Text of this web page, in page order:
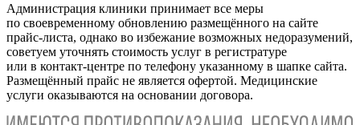
Администрация клиники принимает все меры
по своевременному обновлению размещённого на сайте
прайс-листа, однако во избежание возможных недоразумений,
советуем уточнять стоимость услуг в регистратуре
или в контакт-центре по телефону указанному в шапке сайта.
Размещённый прайс не является офертой. Медицинские
услуги оказываются на основании договора.